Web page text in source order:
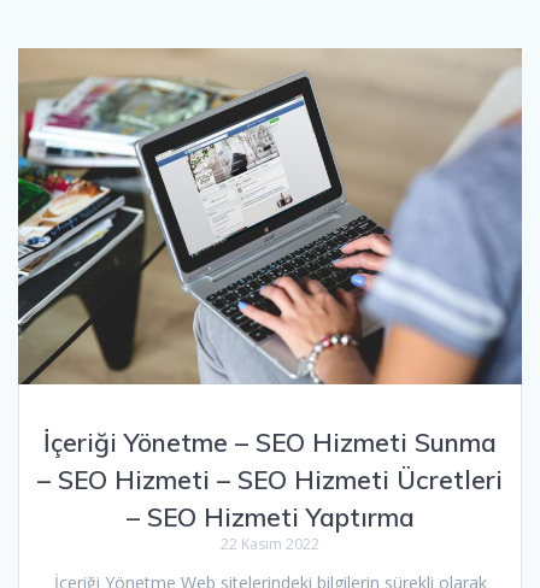
İçeriği Yönetme – SEO Hizmeti Sunma
– SEO Hizmeti – SEO Hizmeti Ücretleri
– SEO Hizmeti Yaptırma
22 Kasım 2022
İçeriği Yönetme Web sitelerindeki bilgilerin sürekli olarak